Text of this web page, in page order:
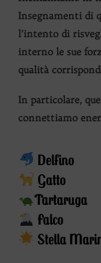
Insegnamenti di
l’intento di
interno le sue
qualità
In particolare,
connettiamo
Delfino
Gatto
Tartaruga
Falco
Stella